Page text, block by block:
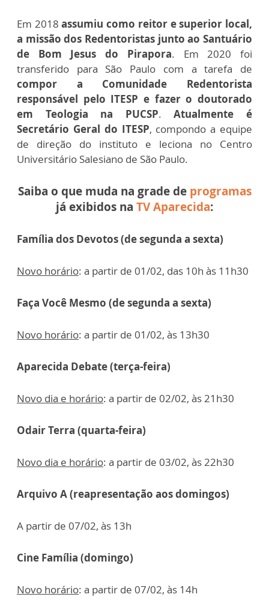
Em 2018assumiu como reitor e superior local,
a missão dos Redentoristas junto ao Santuário
de Bom Jesus do Pirapora. Em 2020 foi
transferido para São Paulo com a tarefa de
compor a Comunidade Redentorista
responsável pelo ITESP e fazer o doutorado
em Teologia na PUCSP.Atualmente é
Secretário Geral do ITESP, compondo a equipe
de direção do instituto e leciona no Centro
Universitário Salesiano de São Paulo.
Saiba o que muda na grade de programas
já exibidos na TV Aparecida:
Família dos Devotos (de segunda a sexta)
Novo horário: a partir de 01/02, das 10h às 11h30
Faça Você Mesmo (de segunda a sexta)
Novo horário: a partir de 01/02, às 13h30
Aparecida Debate (terça-feira)
Novo dia e horário: a partir de 02/02, às 21h30
Odair Terra (quarta-feira)
Novo dia e horário: a partir de 03/02, às 22h30
Arquivo A (reapresentação aos domingos)
A partir de 07/02, às 13h
Cine Família (domingo)
Novo horário: a partir de 07/02, às 14h